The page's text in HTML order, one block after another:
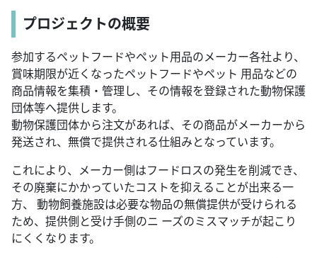
プロジェクトの概要
参加するペットフードやペット用品のメーカー各社より、
賞味期限が近くなったペットフードやペット 用品などの
商品情報を集積・管理し、その情報を登録された動物保護
団体等へ提供します。
動物保護団体から注文があれば、その商品がメーカーから
発送され、無償で提供される仕組みとなっています。
これにより、メーカー側はフードロスの発生を削減でき、
その廃棄にかかっていたコストを抑えることが出来る一
方、 動物飼養施設は必要な物品の無償提供が受けられる
ため、提供側と受け手側のニ ーズのミスマッチが起こり
にくくなります。